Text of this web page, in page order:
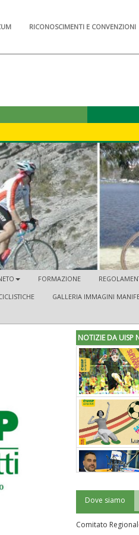
RICONOSCIMENTI E CONVENZIONI
FORMAZIONE
GALLERIA IMMAGINI
NOTIZIE DA UISP
Dove siamo
Comitato